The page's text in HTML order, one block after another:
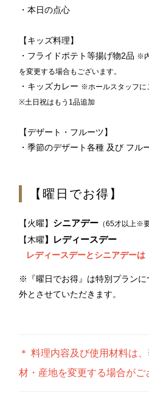
・本日の点心
【キッズ料理】
・フライドポテト等揚げ物2品 ※
を変更する場合もございます。
・キッズカレー ※ホールスタッフに
※土日祝はもう1品追加
【デザート・フルーツ】
・季節のデザート各種 及び フル
【曜日でお得】
【火曜】 シニアデー （65才以上※
【木曜】 レディースデー
レディースデーとシニアデーは
※『曜日でお得』は特別プランに
外とさせていただきます。
＊ 料理内容及び使用材料は
材・産地を変更する場合がご